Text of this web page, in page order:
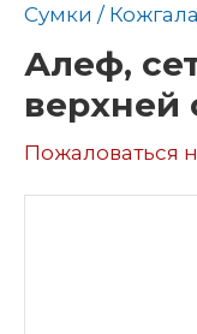
Сумки /
Алеф,
Пожаловаться